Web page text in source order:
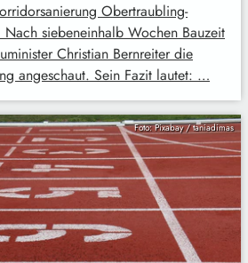
Obertraubling-
Nach siebeneinhalb Wochen Bauzeit
Christian Bernreiter die
angeschaut. Sein Fazit lautet: …
Foto: Pixabay / taniadimas